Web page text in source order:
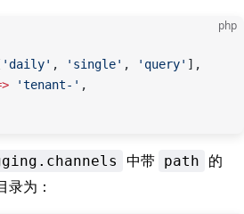
php
'daily' , 'single' , 'query' ],
'tenant-' ,
中带 path
的
录为：